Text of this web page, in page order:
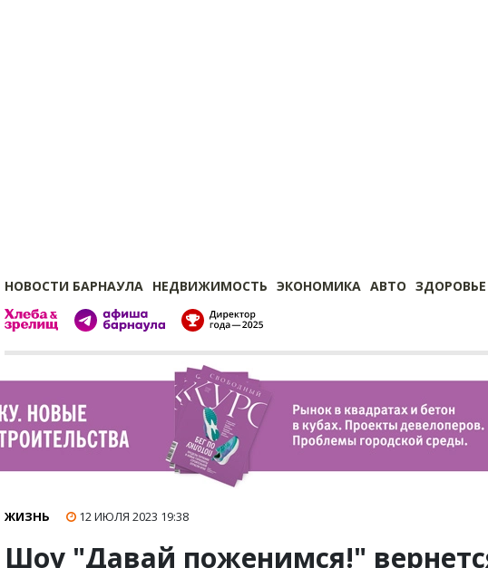
НОВОСТИ БАРНАУЛА НЕДВИЖИМОСТЬ ЭКОНОМИКА АВТО ЗДОРОВЬЕ
ЖИЗНЬ 12 ИЮЛЯ 2023 19:38
Шоу "Давай поженимся!"